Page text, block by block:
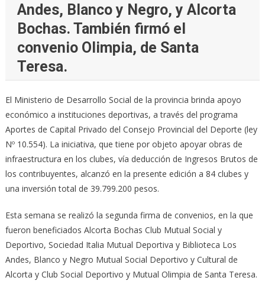
Andes, Blanco y Negro, y Alcorta
Bochas. También firmó el
convenio Olimpia, de Santa
Teresa.
El Ministerio de Desarrollo Social de la provincia brinda apoyo
económico a instituciones deportivas, a través del programa
Aportes de Capital Privado del Consejo Provincial del Deporte (ley
Nº 10.554). La iniciativa, que tiene por objeto apoyar obras de
infraestructura en los clubes, vía deducción de Ingresos Brutos de
los contribuyentes, alcanzó en la presente edición a 84 clubes y
una inversión total de 39.799.200 pesos.
Esta semana se realizó la segunda firma de convenios, en la que
fueron beneficiados Alcorta Bochas Club Mutual Social y
Deportivo, Sociedad Italia Mutual Deportiva y Biblioteca Los
Andes, Blanco y Negro Mutual Social Deportivo y Cultural de
Alcorta y Club Social Deportivo y Mutual Olimpia de Santa Teresa.